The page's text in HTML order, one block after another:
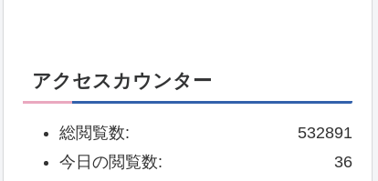
アクセスカウンター
532891
総閲覧数:
36
今日の閲覧数: